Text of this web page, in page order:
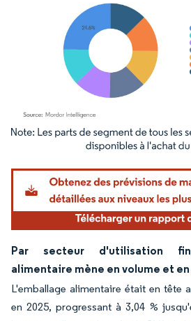
Image © Mordor Intelligence. La réutilisation
Par secteur d'utilisation
alimentaire mène en volume et
L'emballage alimentaire était en tête
en 2025, progressant à 3,04 %